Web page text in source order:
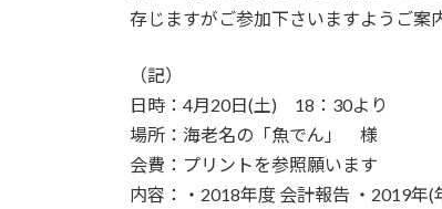
存じますがご参加下さいますようご案
（記）
日時：4月20日(土) 18：30より
場所：海老名の「魚でん」 様
会費：プリントを参照願います
内容：・2018年度 会計報告 ・2019年